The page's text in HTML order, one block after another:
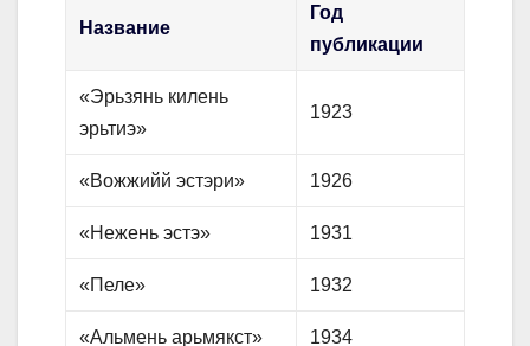
Название
Год
публикации
«Эрьзянь килень
эрьтиэ»
1923
«Вожжийй эстэри» 1926
«Нежень эстэ» 1931
«Пеле» 1932
«Альмень арьмякст» 1934